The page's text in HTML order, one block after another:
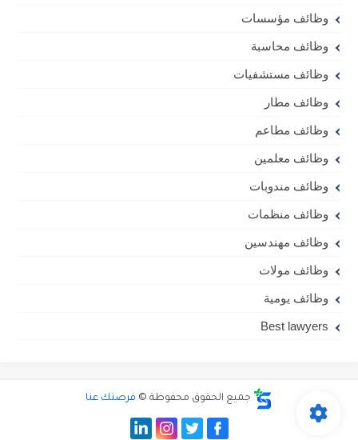
وظائف مؤسسات
وظائف محاسبة
وظائف مستشفيات
وظائف مطار
وظائف مطاعم
وظائف معلمين
وظائف مندوبات
وظائف منظمات
وظائف مهندسين
وظائف مولات
وظائف يومية
Best lawyers
جميع الحقوق محفوظة © فرصتك عنا